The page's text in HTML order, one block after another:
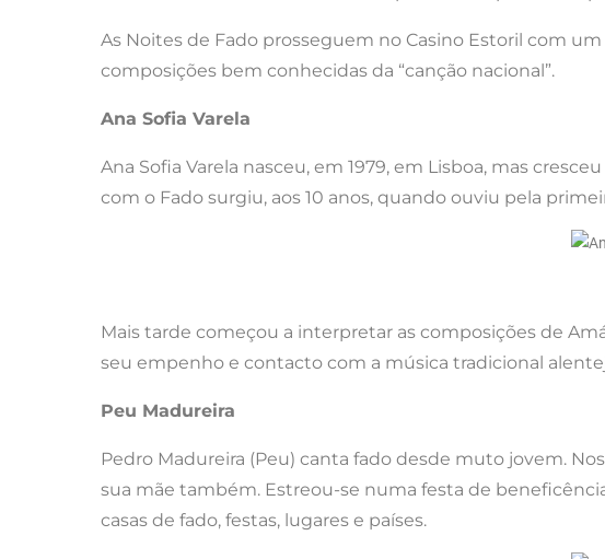
As Noites de Fado prosseguem no Casino Estoril com
composições bem conhecidas da “canção nacional”.
Ana Sofia Varela
Ana Sofia Varela nasceu, em 1979, em Lisboa, mas
com o Fado surgiu, aos 10 anos, quando ouviu pela
Mais tarde começou a interpretar as composições de
seu empenho e contacto com a música tradicional
Peu Madureira
Pedro Madureira (Peu) canta fado desde muto jovem.
sua mãe também. Estreou-se numa festa de
casas de fado, festas, lugares e países.